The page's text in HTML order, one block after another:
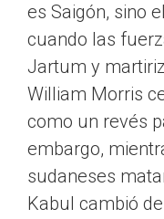
es Saigón, sino
cuando las
Jartum y
William Morris
como un revés
embargo,
sudaneses
Kabul cambió